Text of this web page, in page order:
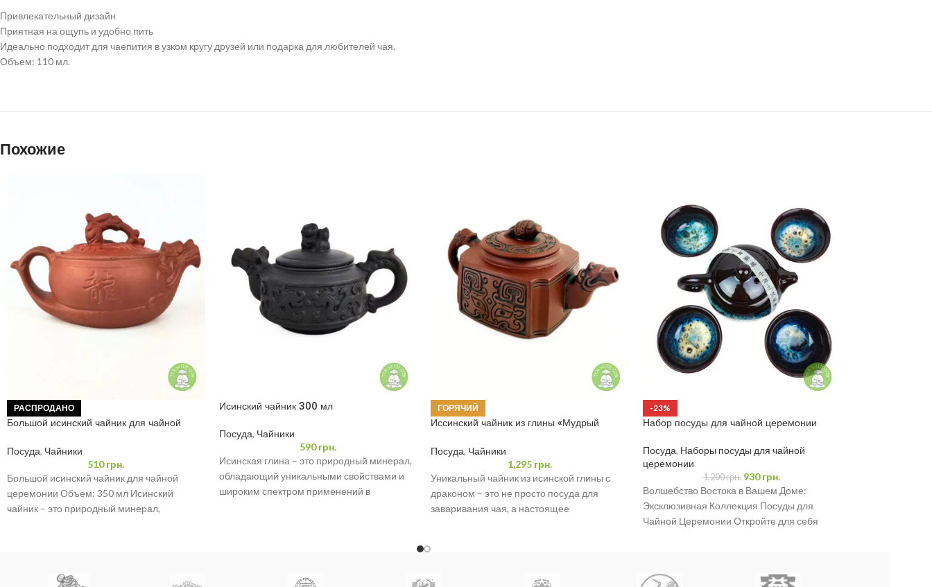
Привлекательный дизайн
Приятная на ощупь и удобно пить
Идеально подходит для чаепития в узком кругу друзей или подарка для любителей чая.
Объем: 110 мл.
Похожие
РАСПРОДАНО
Большой исинский чайник для чайной
Посуда, Чайники
510грн.
Большой исинский чайник для чайной
церемонии Объем: 350 мл Исинский
чайник – это природный минерал,
Исинский чайник 300 мл
Посуда, Чайники
590грн.
Исинская глина – это природный минерал,
обладающий уникальными свойствами и
широким спектром применений в
ГОРЯЧИЙ
Иссинский чайник из глины «Мудрый
Посуда, Чайники
1,295грн.
Уникальный чайник из исинской глины с
драконом – это не просто посуда для
заваривания чая, а настоящее
-23%
Набор посуды для чайной церемонии
Посуда, Наборы посуды для чайной
церемонии
1,200грн. 930грн.
Волшебство Востока в Вашем Доме:
Эксклюзивная Коллекция Посуды для
Чайной Церемонии Откройте для себя